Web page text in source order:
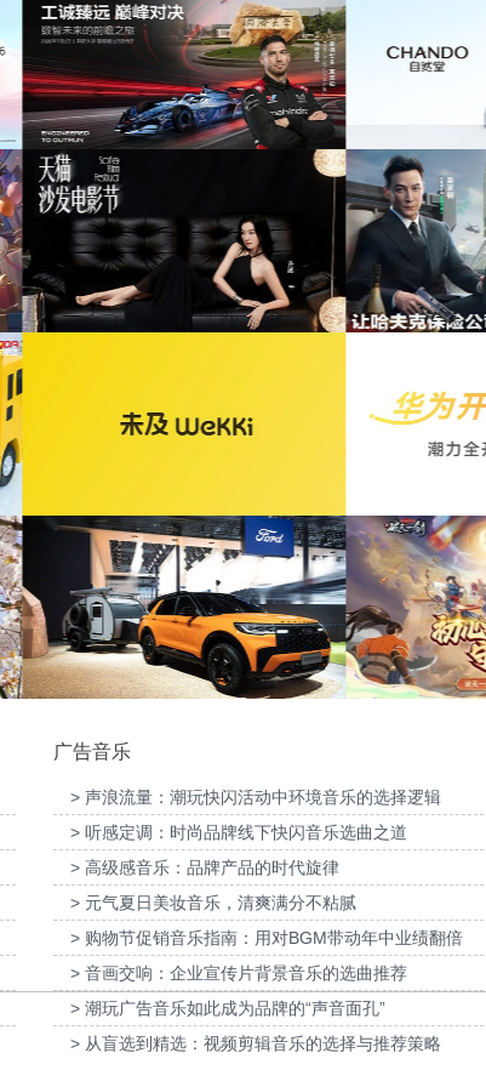
园行活动花絮提供音乐
版权
为自然堂香氛沐浴露宣传项目提供音乐版权
节xELLEDECO回顾项
机》产品宣传项目提供
版权
为华为终端公司开学季口播项目提供音乐版权
会-柳州福特户外主题乐
动提供音乐版权
为《闪耀！优俊少女》媒体宣传项目提供音乐
版权
广告音乐
> 声浪流量：潮玩快闪活动中环境音乐的选择逻辑
> 听感定调：时尚品牌线下快闪音乐选曲之道
> 高级感音乐：品牌产品的时代旋律
> 元气夏日美妆音乐，清爽满分不粘腻
> 购物节促销音乐指南：用对BGM带动年中业绩翻倍
> 音画交响：企业宣传片背景音乐的选曲推荐
> 潮玩广告音乐如此成为品牌的“声音面孔”
> 从盲选到精选：视频剪辑音乐的选择与推荐策略